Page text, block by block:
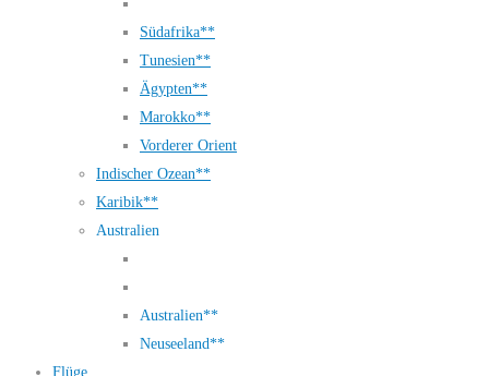
Südafrika**
Tunesien**
Ägypten**
Marokko**
Vorderer Orient
Indischer Ozean**
Karibik**
Australien
Australien**
Neuseeland**
Flüge